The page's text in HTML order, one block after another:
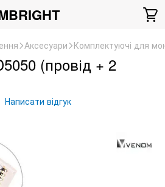
Аксесуари Комплектуючі для
(провід + 2
Написати відгук